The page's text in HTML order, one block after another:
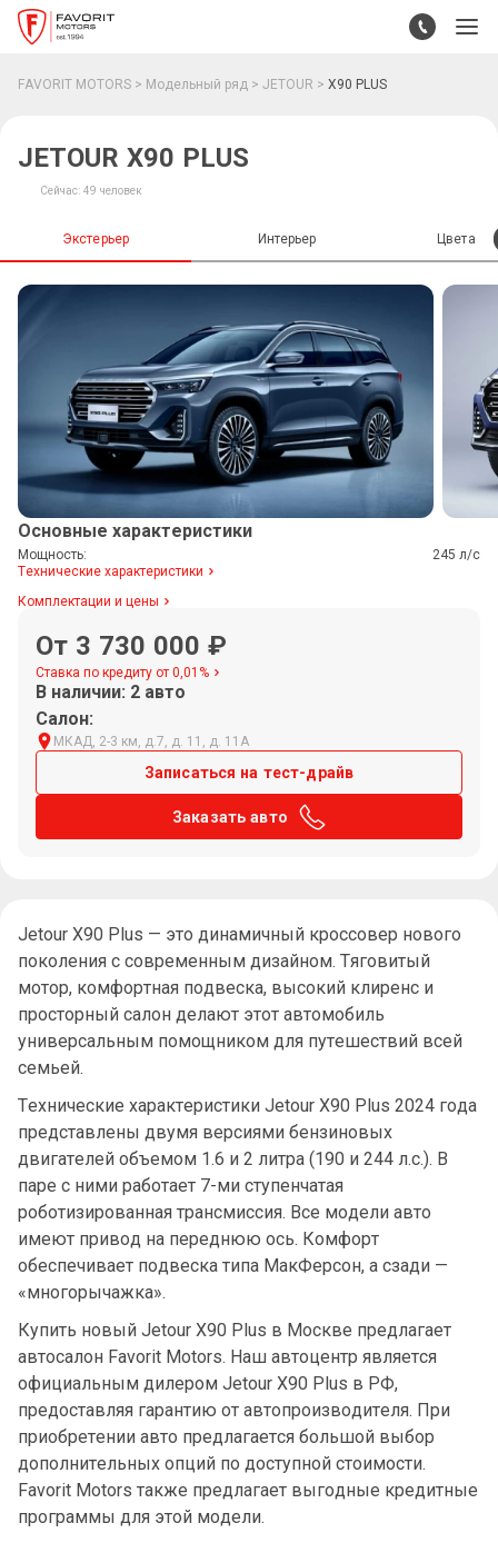
FAVORIT MOTORS Модельный ряд JETOUR X90 PLUS
От 3 730 000 ₽
JETOUR X90 PLUS
Сейчас: 49 человек
Экстерьер Интерьер Цвета
Основные характеристики
Мощность:
245 л/с
Технические характеристики
Комплектации и цены
От 3 730 000 ₽
Ставка по кредиту от 0,01%
В наличии: 2 авто
Салон:
МКАД, 2-3 км, д.7, д. 11, д. 11А
Записаться на тест-драйв
Заказать авто
Jetour X90 Plus — это динамичный кроссовер нового
поколения с современным дизайном. Тяговитый
мотор, комфортная подвеска, высокий клиренс и
просторный салон делают этот автомобиль
универсальным помощником для путешествий всей
семьей.
Технические характеристики Jetour X90 Plus 2024 года
представлены двумя версиями бензиновых
двигателей объемом 1.6 и 2 литра (190 и 244 л.с.). В
паре с ними работает 7-ми ступенчатая
роботизированная трансмиссия. Все модели авто
имеют привод на переднюю ось. Комфорт
обеспечивает подвеска типа МакФерсон, а сзади —
«многорычажка».
Купить новый Jetour X90 Plus в Москве предлагает
автосалон Favorit Motors. Наш автоцентр является
официальным дилером Jetour X90 Plus в РФ,
предоставляя гарантию от автопроизводителя. При
приобретении авто предлагается большой выбор
дополнительных опций по доступной стоимости.
Favorit Motors также предлагает выгодные кредитные
программы для этой модели.